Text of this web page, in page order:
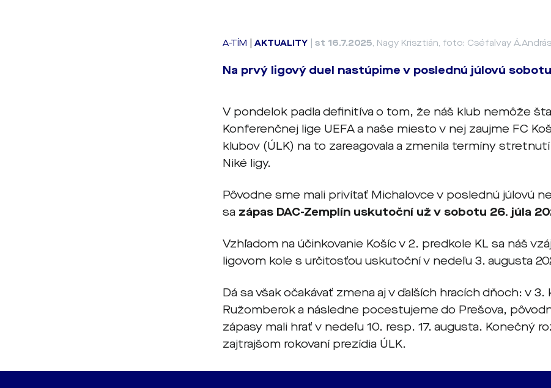
A-TÍM |AKTUALITY |st 16.7.2025, Nagy Krisztián, foto: Cséfalvay Á.András
Na prvý ligový duel nastúpime v poslednú júlovú
V pondelok padla definitíva o tom, že náš klub nemôže
Konferenčnej lige UEFA a naše miesto v nej zaujme FC
klubov (ÚLK) na to zareagovala a zmenila termíny
Niké ligy.
Pôvodne sme mali privítať Michalovce v poslednú júlovú
sa zápas DAC-Zemplín uskutoční už v sobotu 26. júla
Vzhľadom na účinkovanie Košíc v 2. predkole KL sa náš
ligovom kole s určitosťou uskutoční v nedeľu 3. augusta
Dá sa však očakávať zmena aj v ďalších hracích dňoch: v
Ružomberok a následne pocestujeme do Prešova,
zápasy mali hrať v nedeľu 10. resp. 17. augusta. Konečný
zajtrajšom rokovaní prezídia ÚLK.